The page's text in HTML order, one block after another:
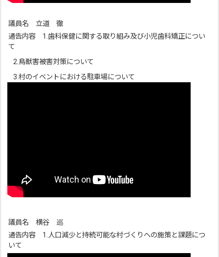
議員名 立道 徹
通告内容 1.歯科保健に関する取り組み及び小児歯科矯正につい
て
2.鳥獣害被害対策について
3.村のイベントにおける駐車場について
議員名 横谷 巡
通告内容 1.人口減少と持続可能な村づくりへの施策と課題につ
いて